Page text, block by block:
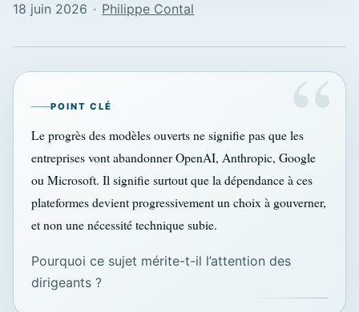
18 juin 2026 ∙ Philippe Contal
POINT CLÉ
Le progrès des modèles ouverts ne signifie pas que les
entreprises vont abandonner OpenAI, Anthropic, Google
ou Microsoft. Il signifie surtout que la dépendance à ces
plateformes devient progressivement un choix à gouverner,
et non une nécessité technique subie.
Pourquoi ce sujet mérite-t-il l’attention des
dirigeants ?